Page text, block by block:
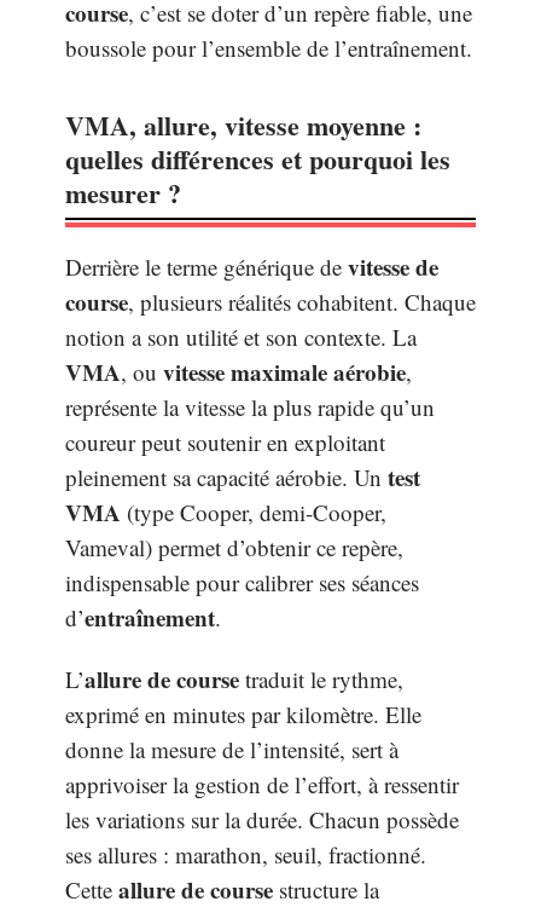
course, c’est se doter d’un repère fiable, une
boussole pour l’ensemble de l’entraînement.
VMA, allure, vitesse moyenne :
quelles différences et pourquoi les
mesurer ?
Derrière le terme générique de vitesse de
course, plusieurs réalités cohabitent. Chaque
notion a son utilité et son contexte. La
VMA, ou vitesse maximale aérobie,
représente la vitesse la plus rapide qu’un
coureur peut soutenir en exploitant
pleinement sa capacité aérobie. Un test
VMA (type Cooper, demi-Cooper,
Vameval) permet d’obtenir ce repère,
indispensable pour calibrer ses séances
d’entraînement.
L’allure de course traduit le rythme,
exprimé en minutes par kilomètre. Elle
donne la mesure de l’intensité, sert à
apprivoiser la gestion de l’effort, à ressentir
les variations sur la durée. Chacun possède
ses allures : marathon, seuil, fractionné.
Cette allure de course structure la